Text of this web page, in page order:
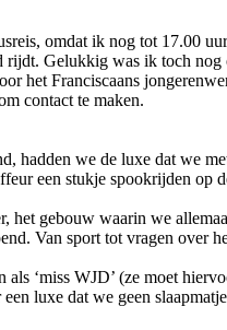
omdat ik nog tot 17.00
Gelukkig was ik toch nog
het Franciscaans
contact te maken.
hadden we de luxe dat we
een stukje spookrijden op
het gebouw waarin we
Van sport tot vragen
‘miss WJD’ (ze moet
luxe dat we geen